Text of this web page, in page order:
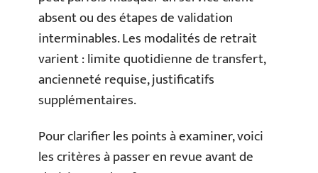
absent ou des étapes de validation
interminables. Les modalités de retrait
varient : limite quotidienne de transfert,
ancienneté requise, justificatifs
supplémentaires.
Pour clarifier les points à examiner, voici
les critères à passer en revue avant de